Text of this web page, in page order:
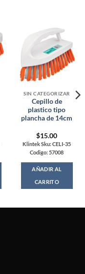
SIN CATEGORIZAR
Cepillo de
plastico tipo
plancha de 14cm
$15.00
Klintek Sku: CELI-35
Codigo: 57008
AÑADIR AL
CARRITO